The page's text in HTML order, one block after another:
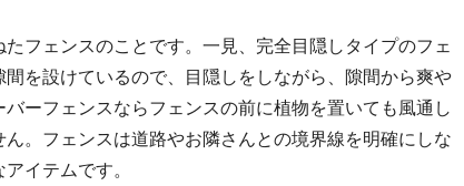
フェンスのことです。一見、完全目隠しタイプのフェ
を設けているので、目隠しをしながら、隙間から爽や
ーフェンスならフェンスの前に植物を置いても風通し
。フェンスは道路やお隣さんとの境界線を明確にしな
イテムです。